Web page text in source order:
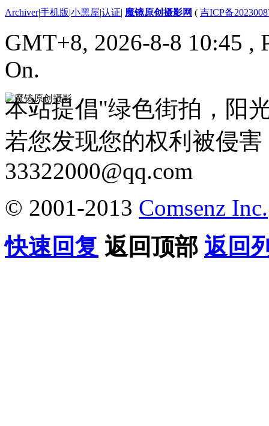
Archiver|手机版|小黑屋|认证| 魔镜原创摄影网 ( 吉ICP备
GMT+8, 2026-8-8 10:45 ,
On.
本站提倡"绿色街拍，阳
若您发现您的权利被侵
33322000@qq.com
© 2001-2013 Comsenz Inc.
快速回复 返回顶部 返回